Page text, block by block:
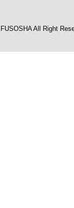
All Right